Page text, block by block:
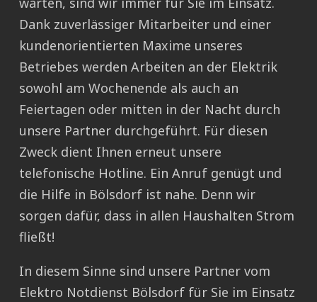
Dank zuverlässiger Mitarbeiter und einer
kundenorientierten Maxime unseres
Betriebes werden Arbeiten an der Elektrik
sowohl am Wochenende als auch an
Feiertagen oder mitten in der Nacht durch
unsere Partner durchgeführt. Für diesen
Zweck dient Ihnen erneut unsere
telefonische Hotline. Ein Anruf genügt und
die Hilfe in Bölsdorf ist nahe. Denn wir
sorgen dafür, dass in allen Haushalten Strom
fließt!
In diesem Sinne sind unsere Partner vom
Elektro Notdienst Bölsdorf für Sie im Einsatz